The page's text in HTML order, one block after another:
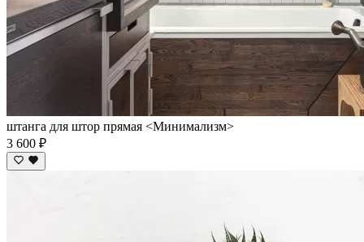
штанга для штор прямая <Минимализм>
3 600 ₽